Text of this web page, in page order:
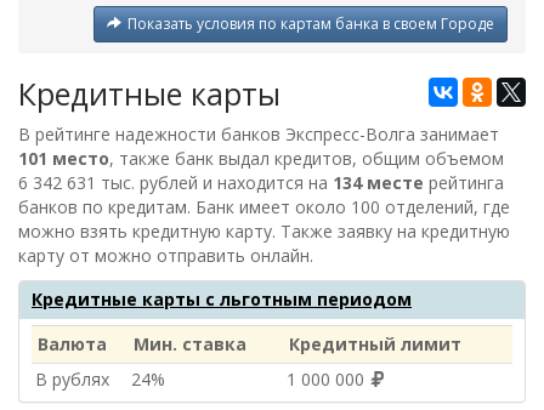
Показать условия по картам банка в своем Городе
Кредитные карты
В рейтинге надежности банков Экспресс-Волга занимает
101 место, также банк выдал кредитов, общим объемом
6 342 631 тыс. рублей и находится на 134 месте рейтинга
банков по кредитам. Банк имеет около 100 отделений, где
можно взять кредитную карту. Также заявку на кредитную
карту от можно отправить онлайн.
Кредитные карты с льготным периодом
Валюта
Мин. ставка
Кредитный лимит
В рублях
24% 1 000 000